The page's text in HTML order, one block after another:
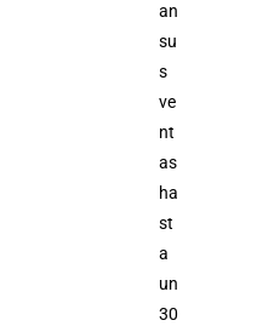
an
su
s
ve
nt
as
ha
st
a
un
30